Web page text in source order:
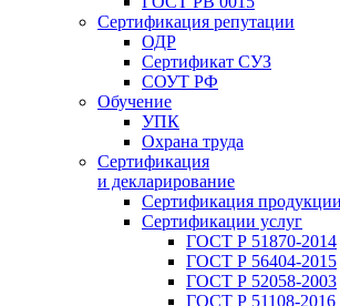
Сертификация репутации
ОДР
Сертификат СУЗ
СОУТ РФ
Обучение
УПК
Охрана труда
Сертификация
и декларирование
Сертификация продукции
Сертификации услуг
ГОСТ Р 51870-2014
ГОСТ Р 56404-2015
ГОСТ Р 52058-2003
ГОСТ Р 51108-2016